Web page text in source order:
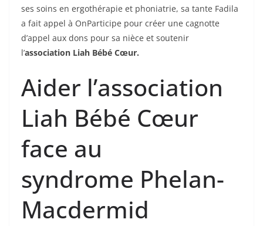
ses soins en ergothérapie et phoniatrie, sa tante Fadila
a fait appel à OnParticipe pour créer une cagnotte
d’appel aux dons pour sa nièce et soutenir
l’association Liah Bébé Cœur.
Aider l’association
Liah Bébé Cœur
face au
syndrome Phelan-
Macdermid